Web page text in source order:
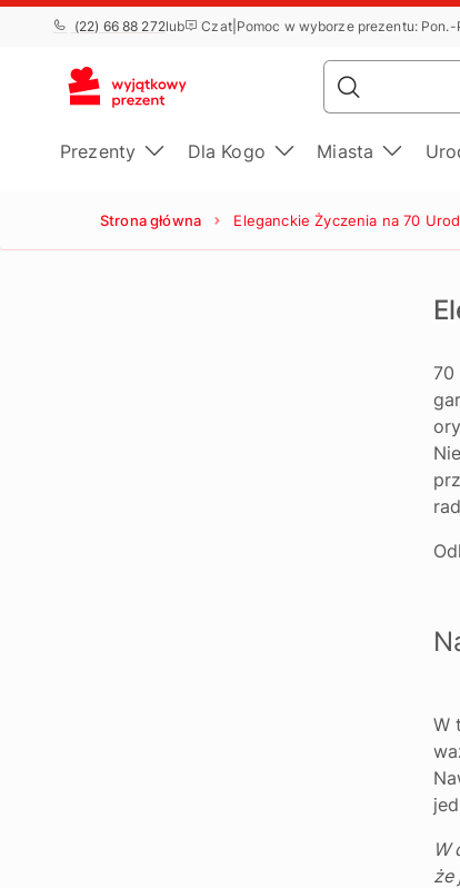
(22) 66 88 272lub Czat| Pomoc w wyborze prezentu:
Prezenty Dla Kogo Miasta
Strona główna Eleganckie Życzenia na 70
70
W
W
że